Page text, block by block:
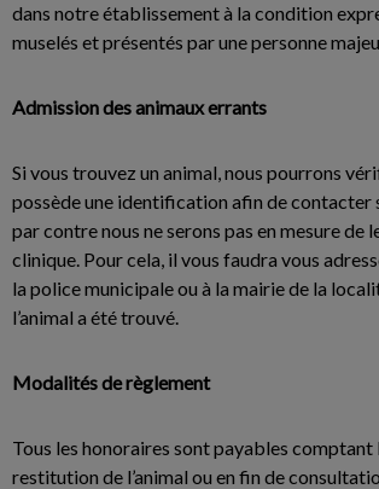
dans notre établissement à la condition
muselés et présentés par une personne
Admission des animaux errants
Si vous trouvez un animal, nous pourrons
possède une identification afin de contacter
par contre nous ne serons pas en mesure de
clinique. Pour cela, il vous faudra vous
la police municipale ou à la mairie de la
l’animal a été trouvé.
Modalités de règlement
Tous les honoraires sont payables comptant
restitution de l’animal ou en fin de